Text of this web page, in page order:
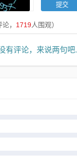
， 1719人围观）
有评论，来说两句吧